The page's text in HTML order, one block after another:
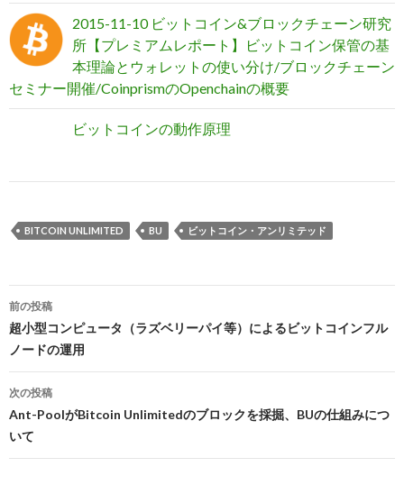
2015-11-10 ビットコイン&ブロックチェーン研究
所【プレミアムレポート】ビットコイン保管の基
本理論とウォレットの使い分け/ブロックチェーン
セミナー開催/CoinprismのOpenchainの概要
ビットコインの動作原理
BITCOIN UNLIMITED BU ビットコイン・アンリミテッド
投
稿
ナ
ビ
ゲ
前の投稿
超小型コンピュータ（ラズベリーパイ等）によるビットコインフル
ノードの運用
次の投稿
Ant-PoolがBitcoin Unlimitedのブロックを採掘、BUの仕組みにつ
いて